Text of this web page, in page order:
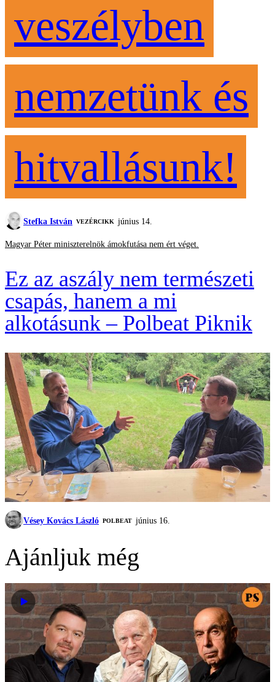
veszélyben
nemzetünk és
hitvallásunk!
Stefka István VEZÉRCIKK június 14.
Magyar Péter miniszterelnök ámokfutása nem ért véget.
Ez az aszály nem természeti
csapás, hanem a mi
alkotásunk – Polbeat Piknik
Vésey Kovács László ‎POLBEAT június 16.
Ajánljuk még